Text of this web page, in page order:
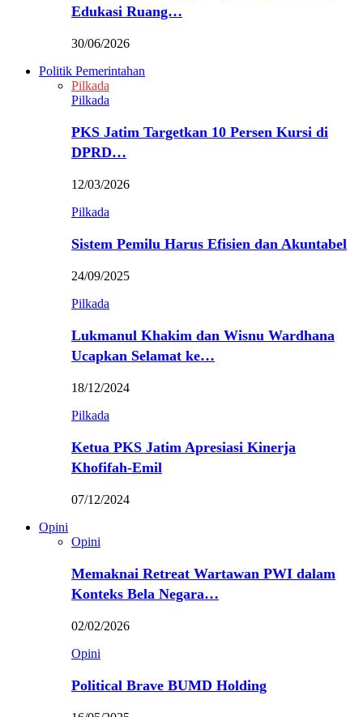
Edukasi Ruang…
30/06/2026
Politik Pemerintahan
Pilkada
Pilkada
PKS Jatim Targetkan 10 Persen Kursi di
DPRD…
12/03/2026
Pilkada
Sistem Pemilu Harus Efisien dan Akuntabel
24/09/2025
Pilkada
Lukmanul Khakim dan Wisnu Wardhana
Ucapkan Selamat ke…
18/12/2024
Pilkada
Ketua PKS Jatim Apresiasi Kinerja
Khofifah-Emil
07/12/2024
Opini
Opini
Memaknai Retreat Wartawan PWI dalam
Konteks Bela Negara…
02/02/2026
Opini
Political Brave BUMD Holding